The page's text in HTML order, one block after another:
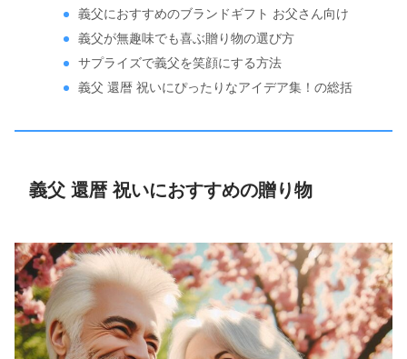
義父におすすめのブランドギフト お父さん向け
義父が無趣味でも喜ぶ贈り物の選び方
サプライズで義父を笑顔にする方法
義父 還暦 祝いにぴったりなアイデア集！の総括
義父 還暦 祝いにおすすめの贈り物